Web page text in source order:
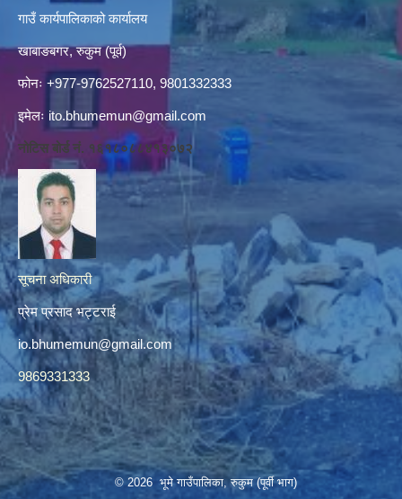
गाउँ कार्यपालिकाको कार्यालय
खाबाङबगर, रुकुम (पूर्व)
फोनः +977-9762527110, 9801332333
इमेलः ito.bhumemun@gmail.com
नोटिस बोर्ड नं. १६१८०८८४१३०७२
सूचना अधिकारी
प्रेम प्रसाद भट्टराई
io.bhumemun@gmail.com
9869331333
© 2026 भूमे गाउँपालिका, रुकुम (पूर्वी भाग)